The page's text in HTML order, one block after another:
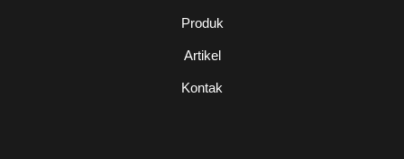
Produk
Artikel
Kontak